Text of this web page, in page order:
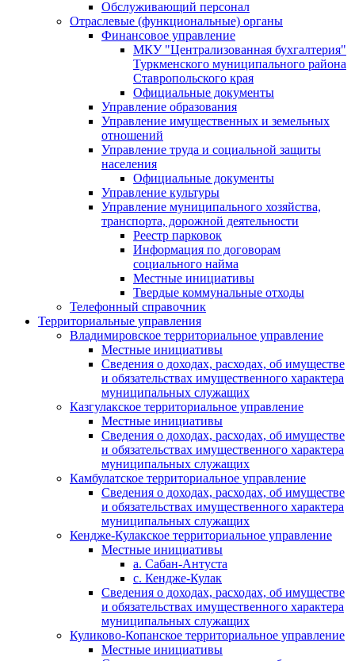
Обслуживающий персонал
Отраслевые (функциональные) органы
Финансовое управление
МКУ "Централизованная бухгалтерия"
Туркменского муниципального района
Ставропольского края
Официальные документы
Управление образования
Управление имущественных и земельных
отношений
Управление труда и социальной защиты
населения
Официальные документы
Управление культуры
Управление муниципального хозяйства,
транспорта, дорожной деятельности
Реестр парковок
Информация по договорам
социального найма
Местные инициативы
Твердые коммунальные отходы
Телефонный справочник
Территориальные управления
Владимировское территориальное управление
Местные инициативы
Сведения о доходах, расходах, об имуществе
и обязательствах имущественного характера
муниципальных служащих
Казгулакское территориальное управление
Местные инициативы
Сведения о доходах, расходах, об имуществе
и обязательствах имущественного характера
муниципальных служащих
Камбулатское территориальное управление
Сведения о доходах, расходах, об имуществе
и обязательствах имущественного характера
муниципальных служащих
Кендже-Кулакское территориальное управление
Местные инициативы
а. Сабан-Антуста
с. Кендже-Кулак
Сведения о доходах, расходах, об имуществе
и обязательствах имущественного характера
муниципальных служащих
Куликово-Копанское территориальное управление
Местные инициативы